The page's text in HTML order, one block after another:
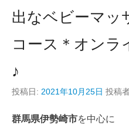
出なベビーマッ
コース＊オンラ
♪
投稿日: 2021年10月25日 投稿
群馬県伊勢崎市を中心に